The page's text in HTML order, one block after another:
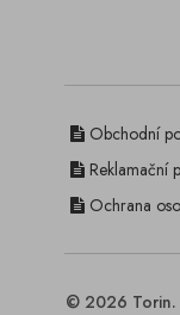
Obchodní
Reklamační
Ochrana
© 2026 Torin.